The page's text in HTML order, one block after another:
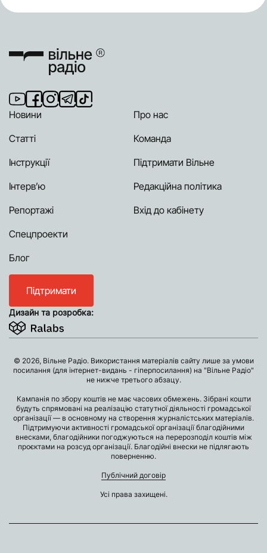
Новини
Статті
Інструкції
Інтерв’ю
Репортажі
Спецпроекти
Блог
Про нас
Команда
Підтримати Вільне
Редакційна політика
Вхід до кабінету
Підтримати
Дизайн та розробка:
© 2026, Вільне Радіо. Використання матеріалів сайту лише за умови
посилання (для інтернет-видань - гіперпосилання) на "Вільне Радіо"
не нижче третього абзацу.
Кампанія по збору коштів не має часових обмежень. Зібрані кошти
будуть спрямовані на реалізацію статутної діяльності громадської
організації — в основному на створення журналістських матеріалів.
Підтримуючи активності громадської організації благодійними
внесками, благодійники погоджуються на перерозподіл коштів між
проєктами на розсуд організації. Благодійні внески не підлягають
поверненню.
Публічний договір
Усі права захищені.